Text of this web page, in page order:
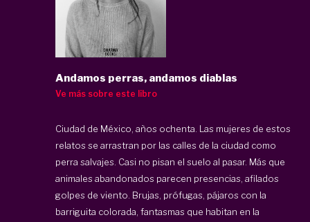
Andamos perras, andamos diablas
Ve más sobre este libro
Ciudad de México, años ochenta. Las mujeres de estos
relatos se arrastran por las calles de la ciudad como
perra salvajes. Casi no pisan el suelo al pasar. Más que
animales abandonados parecen presencias, afilados
golpes de viento. Brujas, prófugas, pájaros con la
barriguita colorada, fantasmas que habitan en la